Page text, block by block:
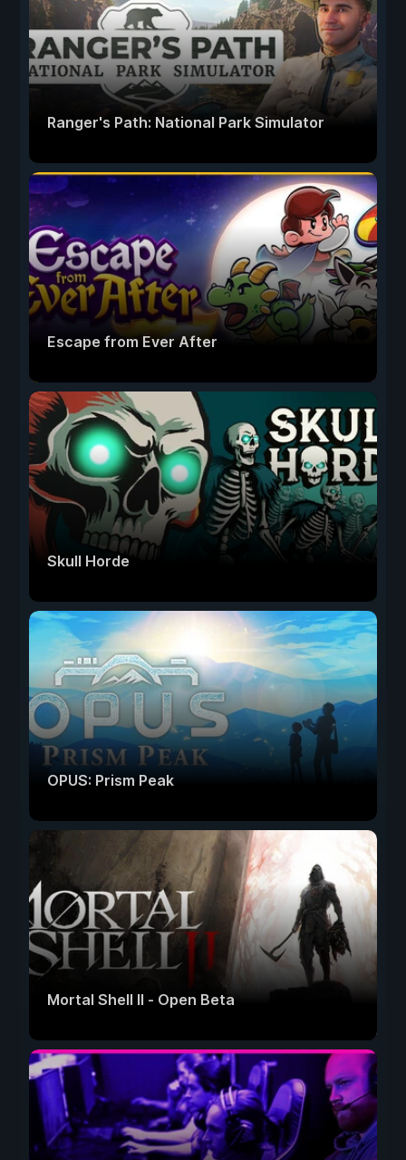
Ranger's Path: National Park Simulator
Escape from Ever After
Skull Horde
OPUS: Prism Peak
Mortal Shell II - Open Beta